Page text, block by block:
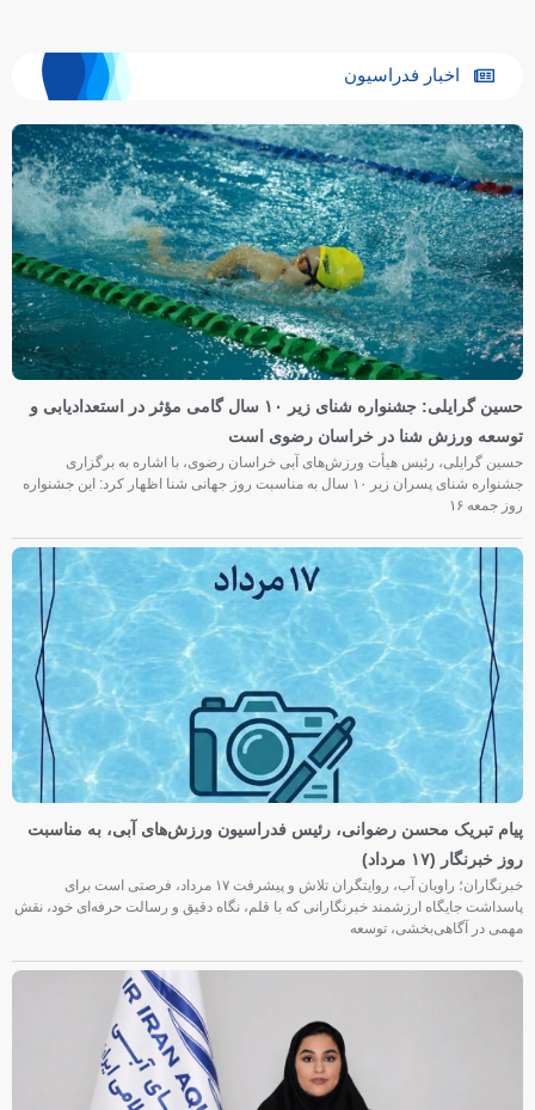
اخبار فدراسیون
حسین گرایلی: جشنواره شنای زیر ۱۰ سال گامی مؤثر در استعدادیابی و
توسعه ورزش شنا در خراسان رضوی است
حسین گرایلی، رئیس هیأت ورزش‌های آبی خراسان رضوی، با اشاره به برگزاری
جشنواره شنای پسران زیر ۱۰ سال به مناسبت روز جهانی شنا اظهار کرد: این جشنواره
روز جمعه‌ ۱۶
پیام تبریک محسن رضوانی، رئیس فدراسیون ورزش‌های آبی، به مناسبت
روز خبرنگار (۱۷ مرداد)
خبرنگاران؛ راویان آب، روایتگران تلاش و پیشرفت ۱۷ مرداد، فرصتی است برای
پاسداشت جایگاه ارزشمند خبرنگارانی که با قلم، نگاه دقیق و رسالت حرفه‌ای خود، نقش
مهمی در آگاهی‌بخشی، توسعه